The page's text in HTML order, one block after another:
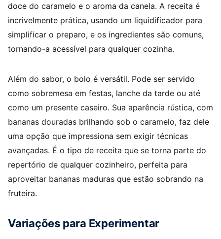
doce do caramelo e o aroma da canela. A receita é
incrivelmente prática, usando um liquidificador para
simplificar o preparo, e os ingredientes são comuns,
tornando-a acessível para qualquer cozinha.
Além do sabor, o bolo é versátil. Pode ser servido
como sobremesa em festas, lanche da tarde ou até
como um presente caseiro. Sua aparência rústica, com
bananas douradas brilhando sob o caramelo, faz dele
uma opção que impressiona sem exigir técnicas
avançadas. É o tipo de receita que se torna parte do
repertório de qualquer cozinheiro, perfeita para
aproveitar bananas maduras que estão sobrando na
fruteira.
Variações para Experimentar